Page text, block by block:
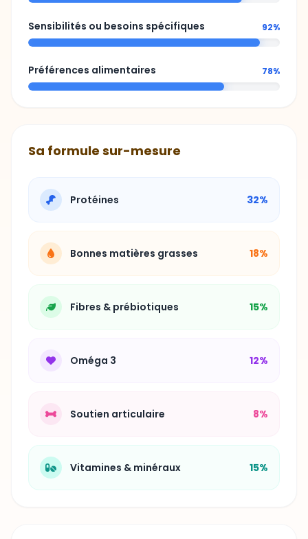
Sensibilités ou besoins spécifiques 92%
Préférences alimentaires 78%
Sa formule sur-mesure
Protéines 32%
Bonnes matières grasses 18%
Fibres & prébiotiques 15%
Oméga 3 12%
Soutien articulaire 8%
Vitamines & minéraux 15%